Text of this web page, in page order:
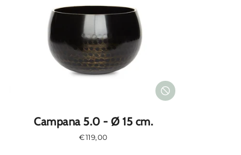
Campana 5.0 - Ø 15 cm.
Prezzo
€119,00